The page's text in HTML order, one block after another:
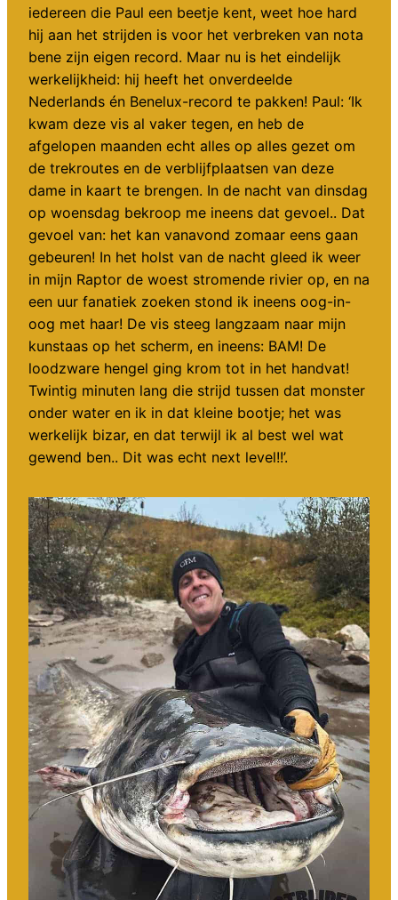
iedereen die Paul een beetje kent, weet hoe hard
hij aan het strijden is voor het verbreken van nota
bene zijn eigen record. Maar nu is het eindelijk
werkelijkheid: hij heeft het onverdeelde
Nederlands én Benelux-record te pakken! Paul: ‘Ik
kwam deze vis al vaker tegen, en heb de
afgelopen maanden echt alles op alles gezet om
de trekroutes en de verblijfplaatsen van deze
dame in kaart te brengen. In de nacht van dinsdag
op woensdag bekroop me ineens dat gevoel.. Dat
gevoel van: het kan vanavond zomaar eens gaan
gebeuren! In het holst van de nacht gleed ik weer
in mijn Raptor de woest stromende rivier op, en na
een uur fanatiek zoeken stond ik ineens oog-in-
oog met haar! De vis steeg langzaam naar mijn
kunstaas op het scherm, en ineens: BAM! De
loodzware hengel ging krom tot in het handvat!
Twintig minuten lang die strijd tussen dat monster
onder water en ik in dat kleine bootje; het was
werkelijk bizar, en dat terwijl ik al best wel wat
gewend ben.. Dit was echt next level!!’.